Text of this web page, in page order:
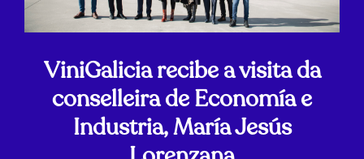
ViniGalicia recibe a visita da
conselleira de Economía e
Industria, María Jesús